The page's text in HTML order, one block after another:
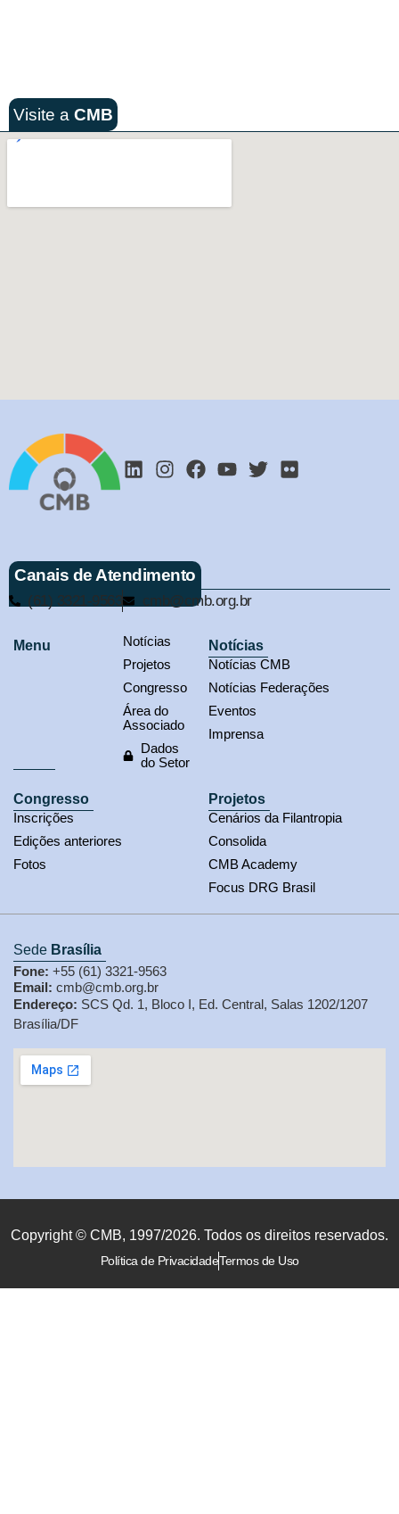
Visite a CMB
Canais de Atendimento
(61) 3321-9563 cmb@cmb.org.br
Menu
Notícias
Projetos
Congresso
Área do
Associado
Dados
do Setor
Notícias
Notícias CMB
Notícias Federações
Eventos
Imprensa
Congresso
Inscrições
Edições anteriores
Fotos
Projetos
Cenários da Filantropia
Consolida
CMB Academy
Focus DRG Brasil
Sede Brasília
Fone: +55 (61) 3321-9563
Email: cmb@cmb.org.br
Endereço: SCS Qd. 1, Bloco I, Ed. Central, Salas 1202/1207
Brasília/DF
Copyright © CMB, 1997/2026. Todos os direitos reservados.
Política de PrivacidadeTermos de Uso